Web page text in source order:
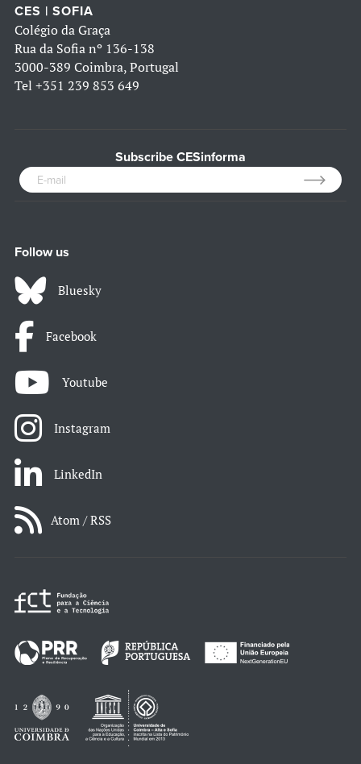
CES | SOFIA
Colégio da Graça
Rua da Sofia nº 136-138
3000-389 Coimbra, Portugal
Tel +351 239 853 649
Subscribe CESinforma
Follow us
Bluesky
Facebook
Youtube
Instagram
LinkedIn
Atom / RSS